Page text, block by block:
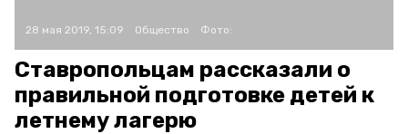
28 мая 2019, 15:09 Общество Фото:
Ставропольцам рассказали о
правильной подготовке детей к
летнему лагерю